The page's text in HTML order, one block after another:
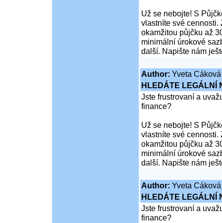
Už se nebojte! S
vlastníte své cennosti.
okamžitou půjčku až
minimální úrokové
další. Napište nám
Author: Yveta Cáková
HLEDÁTE LEGÁLNÍ
Jste frustrovaní a
finance?
Už se nebojte! S
vlastníte své cennosti.
okamžitou půjčku až
minimální úrokové
další. Napište nám
Author: Yveta Cáková
HLEDÁTE LEGÁLNÍ
Jste frustrovaní a
finance?